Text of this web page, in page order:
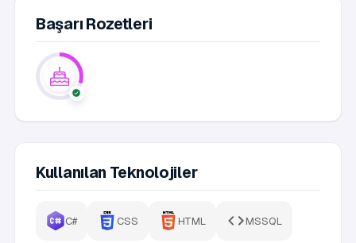
Başarı Rozetleri
Kullanılan Teknolojiler
C# CSS HTML MSSQL